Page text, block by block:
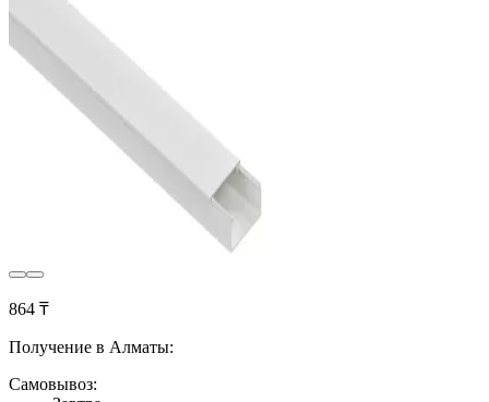
864 ₸
Получение в Алматы:
Самовывоз: